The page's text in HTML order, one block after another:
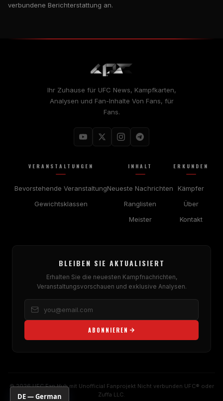
verbundene Berichterstattung an.
Ihr Zuhause für UFC News, Kampfkarten,
Analysen und Fan-Inhalte Von Fans, für
Fans.
VERANSTALTUNGEN
Bevorstehende Veranstaltung
Gewichtsklassen
INHALT
Neueste Nachrichten
Ranglisten
Meister
ERKUNDEN
Kämpfer
Über
Kontakt
BLEIBEN SIE AKTUALISIERT
Erhalten Sie die neuesten Kampfnachrichten,
Veranstaltungsvorschauen und exklusive Analysen.
ABONNIEREN
© 2026UFCFan Hub mit Unofficial Fanprojekt Nicht verbunden UFC® oder
Zuffa LLC.
DE — German